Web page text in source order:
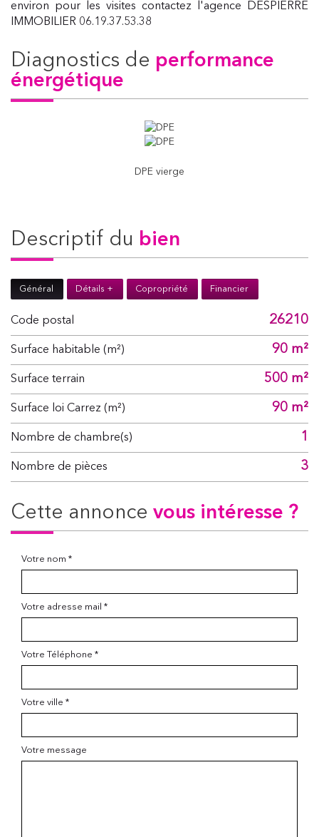
environ pour les visites contactez l'agence DESPIERRE
IMMOBILIER 06.19.37.53.38
diagnostics de performance
énergétique
DPE vierge
descriptif du bien
Général Détails + Copropriété Financier
Code postal 26210
Surface habitable (m²) 90 m²
surface terrain 500 m²
Surface loi Carrez (m²) 90 m²
Nombre de chambre(s) 1
Nombre de pièces 3
cette annonce vous intéresse ?
Votre nom *
Votre adresse mail *
Votre Téléphone *
Votre ville *
Votre message